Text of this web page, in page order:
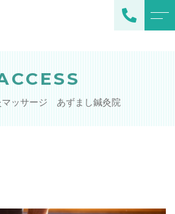
て
ー
よくある質問
アクセス
マッサージ あずまし鍼灸院